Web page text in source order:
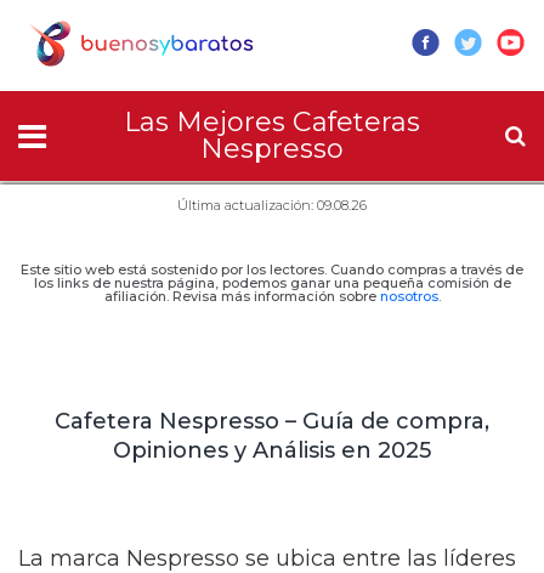
Las Mejores Cafeteras
Nespresso
Última actualización: 09.08.26
Este sitio web está sostenido por los lectores. Cuando compras a través de
los links de nuestra página, podemos ganar una pequeña comisión de
afiliación. Revisa más información sobre nosotros.
Cafetera Nespresso – Guía de compra,
Opiniones y Análisis en 2025
La marca Nespresso se ubica entre las líderes